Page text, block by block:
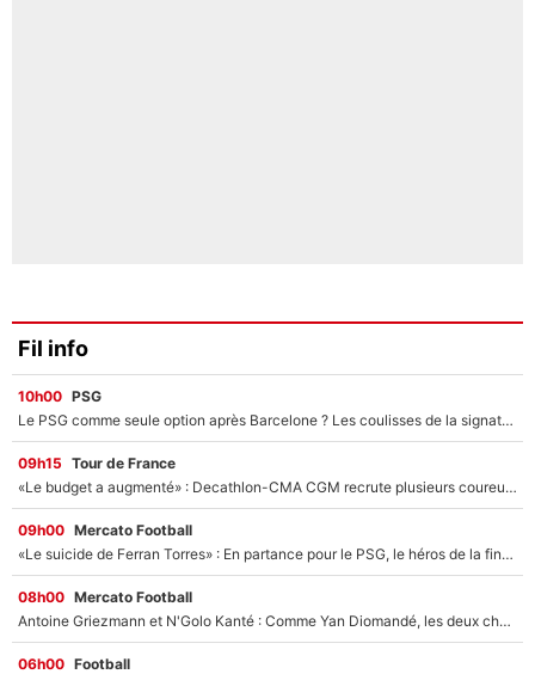
Fil info
10h00 PSG
Le PSG comme seule option après Barcelone ? Les coulisses de la signature historique de Lionel Messi sont révélées au grand jour !
09h15 Tour de France
«Le budget a augmenté» : Decathlon-CMA CGM recrute plusieurs coureurs pour offrir à Paul Seixas une équipe pour gagner le Tour de France 2027
09h00 Mercato Football
«Le suicide de Ferran Torres» : En partance pour le PSG, le héros de la finale de la Coupe du monde s'attire les foudres de la presse espagnole !
08h00 Mercato Football
Antoine Griezmann et N'Golo Kanté : Comme Yan Diomandé, les deux champions du monde ont refusé de signer au PSG !
06h00 Football